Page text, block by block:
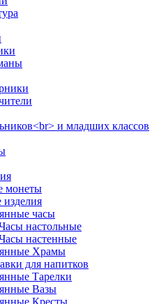
и младших классов
монеты
часы
настольные
настенные
Храмы
для напитков
Тарелки
Вазы
Кресты